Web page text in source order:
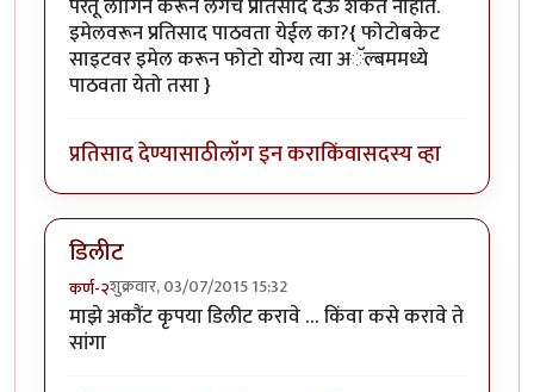
परंतू लॅागिन करून लगेच प्रतिसाद देऊ शकत नाहीत.
इमेलवरून प्रतिसाद पाठवता येईल का?{ फोटोबकेट
साइटवर इमेल करून फोटो योग्य त्या अॅल्बममध्ये
पाठवता येतो तसा }
प्रतिसाद देण्यासाठीलॉग इन कराकिंवासदस्य व्हा
डिलीट
कर्ण-२शुक्रवार, 03/07/2015 15:32
माझे अकौंट कृपया डिलीट करावे … किंवा कसे करावे ते
सांगा